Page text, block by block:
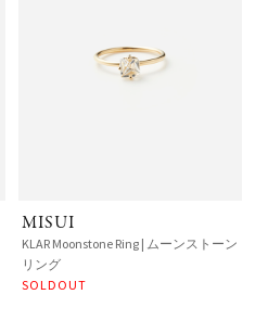
MISUI
KLAR Moonstone Ring | ムーンストーン
リング
SOLDOUT